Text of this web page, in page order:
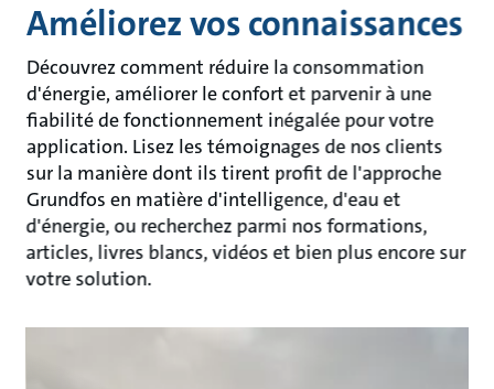
Améliorez vos connaissances
Découvrez comment réduire la consommation
d'énergie, améliorer le confort et parvenir à une
fiabilité de fonctionnement inégalée pour votre
application. Lisez les témoignages de nos clients
sur la manière dont ils tirent profit de l'approche
Grundfos en matière d'intelligence, d'eau et
d'énergie, ou recherchez parmi nos formations,
articles, livres blancs, vidéos et bien plus encore sur
votre solution.